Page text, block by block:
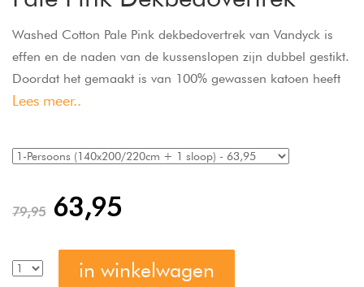
Washed Cotton Pale Pink dekbedovertrek van Vandyck is
effen en de naden van de kussenslopen zijn dubbel gestikt.
Doordat het gemaakt is van 100% gewassen katoen heeft
het een wat stoerdere look. Washed Cotton dekbedovertrek
Lees meer..
79,95 63,95
in winkelwagen